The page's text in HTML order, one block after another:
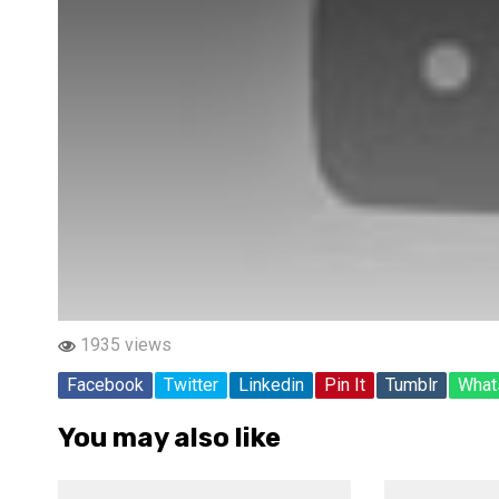
1935 views
Facebook
Twitter Linkedin Pin It Tumblr
You may also like